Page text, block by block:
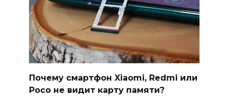
Почему смартфон Xiaomi, Redmi или
Poco не видит карту памяти?